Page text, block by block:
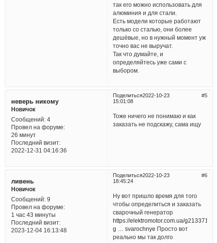
так его можно использовать для
алюминия и для стали.
Есть модели которые работают
только со сталью, они более
дешёвые, но в нужный момент уж
точно вас не выручат.
Так что думайте, и
определяйтесь уже сами с
выбором.
Поделиться 5
2022-10-23
15:01:08
неверь никому
Новичок
Сообщений:4
Провел на форуме:
26 минут
Последний визит:
2022-12-31 04:16:36
Тоже ничего не понимаю и как
заказать не подскажу, сама ищу
Поделиться 6
2022-10-23
18:45:24
ливень
Новичок
Сообщений:9
Провел на форуме:
1 час 43 минуты
Последний визит:
2023-12-04 16:13:48
Ну вот пришло время для того
чтобы определиться и заказать
сварочный генератор
https://elektromotor.com.ua/g21337117-
g … svarochnye Просто вот
реально мы так долго